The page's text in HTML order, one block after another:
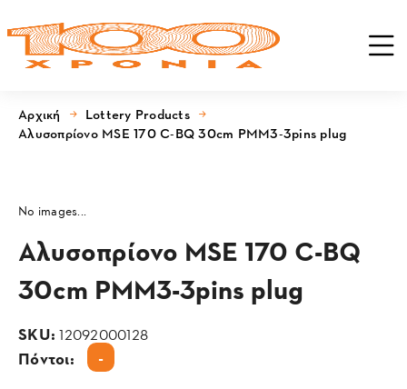
Αρχική
Lottery Products
Αλυσοπρίονο MSE 170 C-BQ 30cm PMM3-3pins plug
No images...
Αλυσοπρίονο MSE 170 C-BQ
30cm PMM3-3pins plug
SKU:12092000128
Πόντοι: -